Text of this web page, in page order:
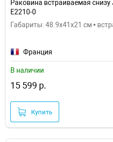
Раковина встраиваемая
E2210-0
Габариты: 48.9x41x21 см •
Франция
В наличии
15 599 р.
Купить